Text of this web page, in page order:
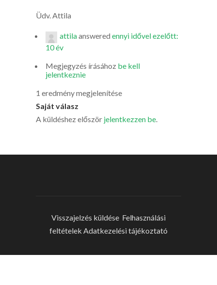
Üdv. Attila
attilaanswered ennyi idővel ezelőtt:
10 év
Megjegyzés írásához be kell
jelentkeznie
1 eredmény megjelenítése
Saját válasz
A küldéshez először jelentkezzen be.
Visszajelzés küldése Felhasználási
feltételek Adatkezelési tájékoztató